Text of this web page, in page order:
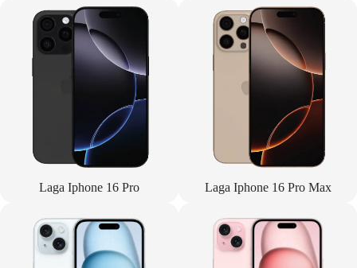
Laga Iphone 16 Pro Laga Iphone 16 Pro Max